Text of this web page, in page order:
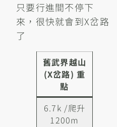
只要行進間不停下
來，很快就會到X岔路
了
舊武界越山
(X岔路) 重
點
6.7k /爬升
1200m